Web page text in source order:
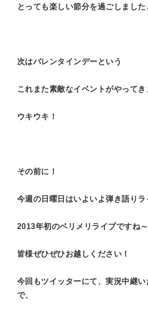
とっても楽しい節分を過ごしました
次はバレンタインデーという
これまた素敵なイベントがやってき
ウキウキ！
その前に！
今週の日曜日はいよいよ弾き語り
2013年初のベリメリライブですね
皆様ぜひぜひお越しください！
今回もツイッターにて、実況中継
で、